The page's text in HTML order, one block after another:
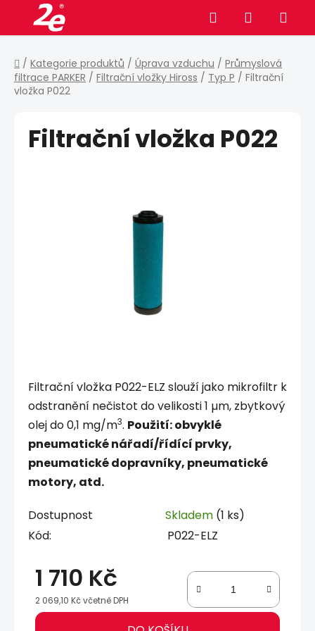
obsah
Hledat NÁKUPNÍ
KOŠÍK
Domů
/ Kategorie produktů / Úprava vzduchu / Průmyslová
filtrace PARKER / Filtrační vložky Hiross / Typ P / Filtrační
vložka P022
Filtrační vložka P022-ELZ slouží jako mikrofiltr k
odstranění nečistot do velikosti 1 µm, zbytkový
olej do 0,1 mg/m3. Použití: obvyklé
pneumatické nářadí/řídící prvky,
pneumatické dopravníky, pneumatické
motory, atd.
Dostupnost Skladem (1 ks)
Kód:
P022-ELZ
1 710 Kč
2 069,10 Kč včetně DPH
Měrná cena:
Filtrační vložka P022